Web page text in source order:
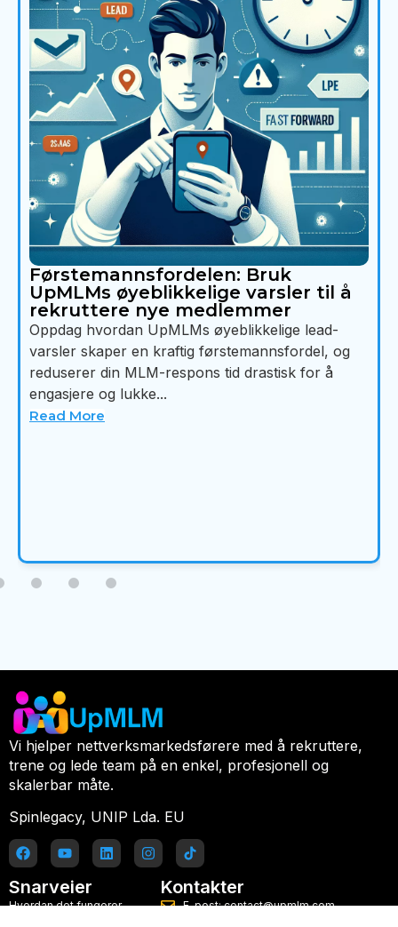
Førstemannsfordelen: Bruk
UpMLMs øyeblikkelige varsler til å
rekruttere nye medlemmer
Oppdag hvordan UpMLMs øyeblikkelige lead-
varsler skaper en kraftig førstemannsfordel, og
reduserer din MLM-respons tid drastisk for å
engasjere og lukke...
Read More
Vi hjelper nettverksmarkedsførere med å rekruttere,
trene og lede team på en enkel, profesjonell og
skalerbar måte.
Spinlegacy, UNIP Lda. EU
Snarveier
Hvordan det fungerer
Kontakter
E-post: contact@upmlm.com